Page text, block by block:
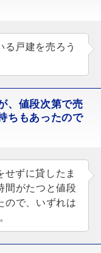
戸建を売ろう
、値段次第で売
ちもあったので
ずに貸したま
間がたつと値段
ので、いずれは